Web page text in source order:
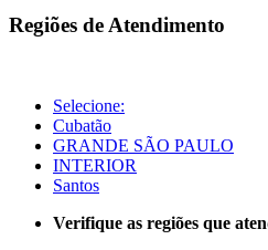
Regiões de Atendimento
Selecione:
Cubatão
GRANDE SÃO PAULO
INTERIOR
Santos
Verifique as regiões que